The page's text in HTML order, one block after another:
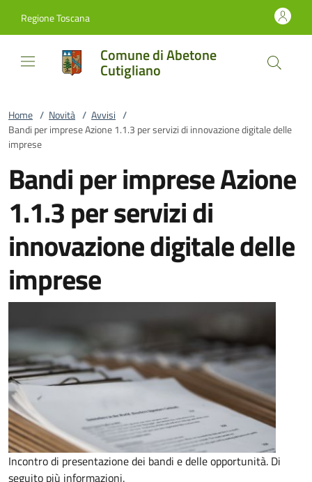
Regione Toscana
Comune di Abetone
Cutigliano
Home / Novità / Avvisi /
Bandi per imprese Azione 1.1.3 per servizi di innovazione digitale delle
imprese
Bandi per imprese Azione
1.1.3 per servizi di
innovazione digitale delle
imprese
Incontro di presentazione dei bandi e delle opportunità. Di
seguito più informazioni.